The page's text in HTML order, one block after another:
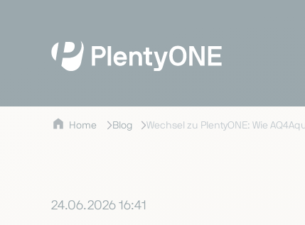
Home Blog Wechsel zu PlentyONE: Wie
24.06.2026 16:41